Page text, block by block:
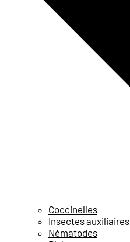
Coccinelles
Insectes auxiliaires
Nématodes